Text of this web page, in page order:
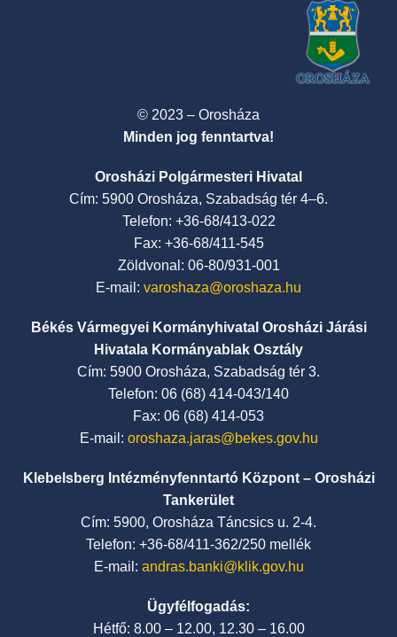
© 2023 – Orosháza
Minden jog fenntartva!
Orosházi Polgármesteri Hivatal
Cím: 5900 Orosháza, Szabadság tér 4–6.
Telefon: +36-68/413-022
Fax: +36-68/411-545
Zöldvonal: 06-80/931-001
E-mail: varoshaza@oroshaza.hu
Békés Vármegyei Kormányhivatal Orosházi Járási
Hivatala Kormányablak Osztály
Cím: 5900 Orosháza, Szabadság tér 3.
Telefon: 06 (68) 414-043/140
Fax: 06 (68) 414-053
E-mail: oroshaza.jaras@bekes.gov.hu
Klebelsberg Intézményfenntartó Központ – Orosházi
Tankerület
Cím: 5900, Orosháza Táncsics u. 2-4.
Telefon: +36-68/411-362/250 mellék
E-mail: andras.banki@klik.gov.hu
Ügyfélfogadás:
Hétfő: 8.00 – 12.00, 12.30 – 16.00